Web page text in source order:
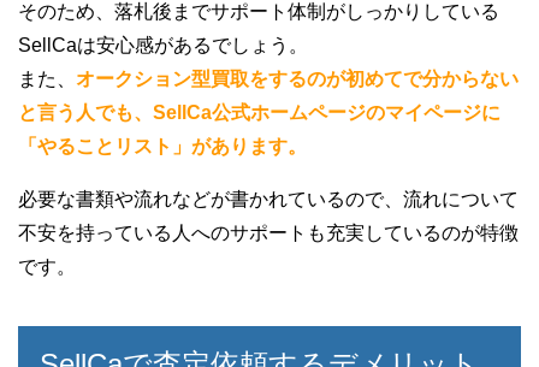
そのため、落札後までサポート体制がしっかりしている
SellCaは安心感があるでしょう。
また、 オークション型買取をするのが初めてで分からない
と言う人でも、SellCa公式ホームページのマイページに
「やることリスト」があります。
必要な書類や流れなどが書かれているので、流れについて
不安を持っている人へのサポートも充実しているのが特徴
です。